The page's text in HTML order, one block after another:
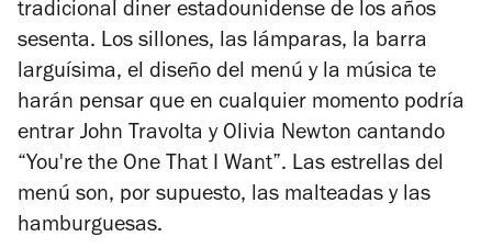
tradicional diner estadounidense de los años
sesenta. Los sillones, las lámparas, la barra
larguísima, el diseño del menú y la música te
harán pensar que en cualquier momento podría
entrar John Travolta y Olivia Newton cantando
“You're the One That I Want”. Las estrellas del
menú son, por supuesto, las malteadas y las
hamburguesas.